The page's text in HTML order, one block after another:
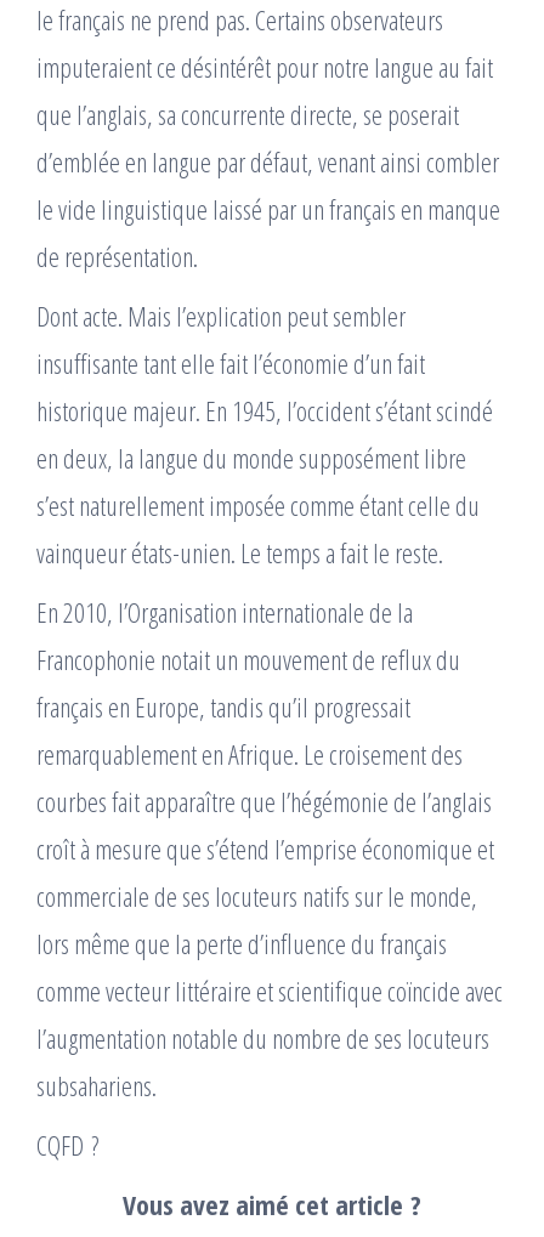
le français ne prend pas. Certains observateurs
imputeraient ce désintérêt pour notre langue au fait
que l’anglais, sa concurrente directe, se poserait
d’emblée en langue par défaut, venant ainsi combler
le vide linguistique laissé par un français en manque
de représentation.
Dont acte. Mais l’explication peut sembler
insuffisante tant elle fait l’économie d’un fait
historique majeur. En 1945, l’occident s’étant scindé
en deux, la langue du monde supposément libre
s’est naturellement imposée comme étant celle du
vainqueur états-unien. Le temps a fait le reste.
En 2010, l’Organisation internationale de la
Francophonie notait un mouvement de reflux du
français en Europe, tandis qu’il progressait
remarquablement en Afrique. Le croisement des
courbes fait apparaître que l’hégémonie de l’anglais
croît à mesure que s’étend l’emprise économique et
commerciale de ses locuteurs natifs sur le monde,
lors même que la perte d’influence du français
comme vecteur littéraire et scientifique coïncide avec
l’augmentation notable du nombre de ses locuteurs
subsahariens.
CQFD ?
Vous avez aimé cet article ?